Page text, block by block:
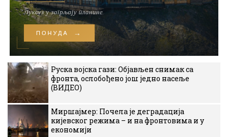
Руска војска гази: Објављен снимак са
фронта, ослобођено још једно насеље
(ВИДЕО)
Миршајмер: Почела је деградација
кијевског режима – и на фронтовима и у
економији